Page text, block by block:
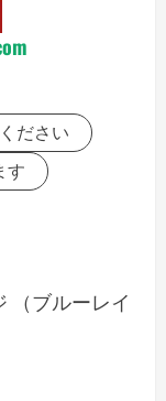
ださい
す
（ブルーレイ